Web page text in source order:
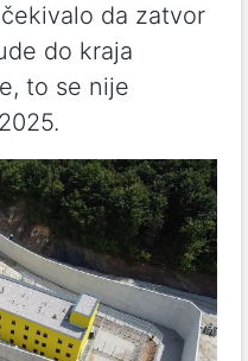
da zatvor
do kraja
to se nije